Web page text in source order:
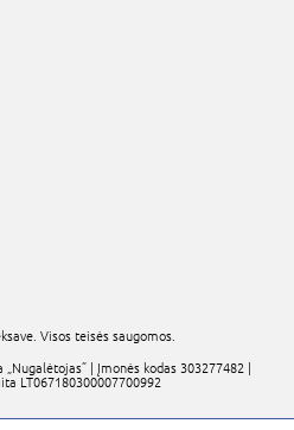
Visos teisės saugomos.
| Įmonės kodas 303277482 |
LT067180300007700992